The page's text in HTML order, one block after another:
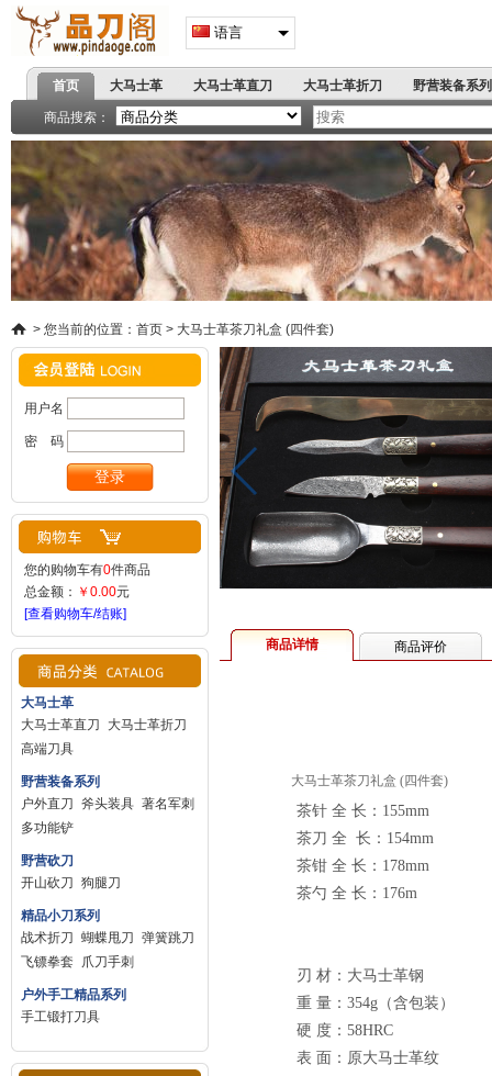
语言
首页 大马士革 大马士革直刀
大马士革折刀
高端刀具
野营装备系列
精品小刀系列
战术折刀 蝴蝶甩刀
弹簧跳刀
飞镖拳套
爪刀手刺
户
手
商品搜索：
> 您当前的位置： 首页 > 大马士革茶刀礼盒 (四件套)
用户名
密 码
您的购物车有0件商品
总金额： ￥0.00元
[查看购物车/结账]
大马士革
大马士革直刀
大马士革折刀
高端刀具
野营装备系列
户外直刀 斧头装具 著名军刺
多功能铲
野营砍刀
开山砍刀 狗腿刀
精品小刀系列
战术折刀 蝴蝶甩刀 弹簧跳刀
飞镖拳套
爪刀手刺
户外手工精品系列
手工锻打刀具
商品详情 商品评价
大马士革茶刀礼盒 (四件套)
茶针 全 长：155mm
茶刀 全 长：154mm
茶钳 全 长：178mm
茶勺 全 长：176m
刃 材：大马士革钢
重 量：354g（含包装）
硬 度：58HRC
表 面：原大马士革纹